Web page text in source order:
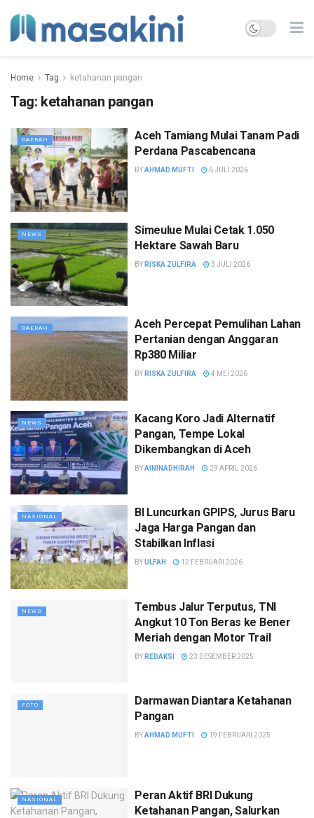
Home Tag ketahanan pangan
Tag: ketahanan pangan
DAERAH
Aceh Tamiang Mulai Tanam Padi
Perdana Pascabencana
BYAHMAD MUFTI 6 JULI 2026
NEWS
Simeulue Mulai Cetak 1.050
Hektare Sawah Baru
BY RISKA ZULFIRA 3 JULI 2026
DAERAH
Aceh Percepat Pemulihan Lahan
Pertanian dengan Anggaran
Rp380 Miliar
BY RISKA ZULFIRA 4 MEI 2026
NEWS
Kacang Koro Jadi Alternatif
Pangan, Tempe Lokal
Dikembangkan di Aceh
BYAININADHIRAH 29 APRIL 2026
NASIONAL
BI Luncurkan GPIPS, Jurus Baru
Jaga Harga Pangan dan
Stabilkan Inflasi
BYULFAH 12 FEBRUARI 2026
NEWS
Tembus Jalur Terputus, TNI
Angkut 10 Ton Beras ke Bener
Meriah dengan Motor Trail
BY REDAKSI 23 DESEMBER 2025
FOTO
Darmawan Diantara Ketahanan
Pangan
BYAHMAD MUFTI 19 FEBRUARI 2025
NASIONAL
Peran Aktif BRI Dukung
Ketahanan Pangan, Salurkan